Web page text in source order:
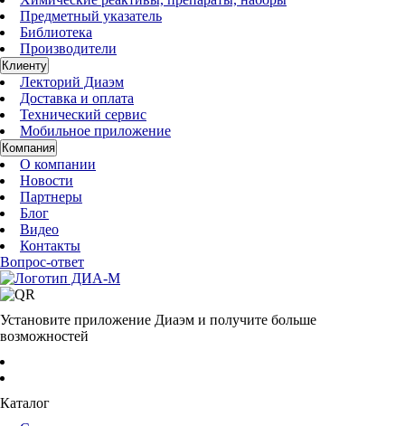
Предметный указатель
Библиотека
Производители
Клиенту
Лекторий Диаэм
Доставка и оплата
Технический сервис
Мобильное приложение
Компания
О компании
Новости
Партнеры
Блог
Видео
Контакты
Вопрос-ответ
Установите приложение Диаэм и получите больше
возможностей
Каталог